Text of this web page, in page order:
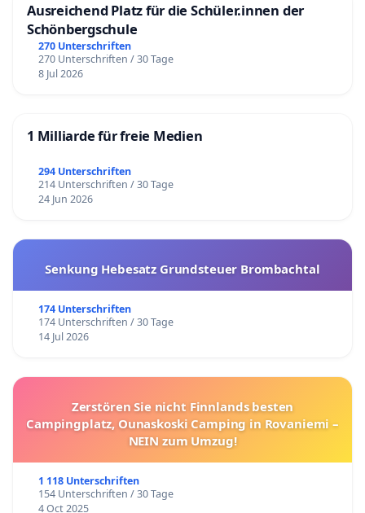
Ausreichend Platz für die Schüler.innen der
Schönbergschule
270 Unterschriften
270 Unterschriften / 30 Tage
8 Jul 2026
1 Milliarde für freie Medien
294 Unterschriften
214 Unterschriften / 30 Tage
24 Jun 2026
Senkung Hebesatz Grundsteuer Brombachtal
174 Unterschriften
174 Unterschriften / 30 Tage
14 Jul 2026
Zerstören Sie nicht Finnlands besten
Campingplatz, Ounaskoski Camping in Rovaniemi –
NEIN zum Umzug!
1 118 Unterschriften
154 Unterschriften / 30 Tage
4 Oct 2025